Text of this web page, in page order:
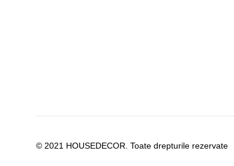
© 2021 HOUSEDECOR. Toate drepturile rezervate